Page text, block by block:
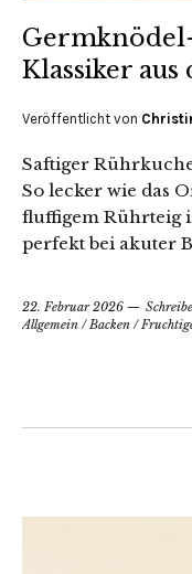
Klassiker
Veröffentlicht von
Saftiger
So lecker wie das
fluffigem Rührteig
perfekt bei akuter
22. Februar 2026
Allgemein /Backen /